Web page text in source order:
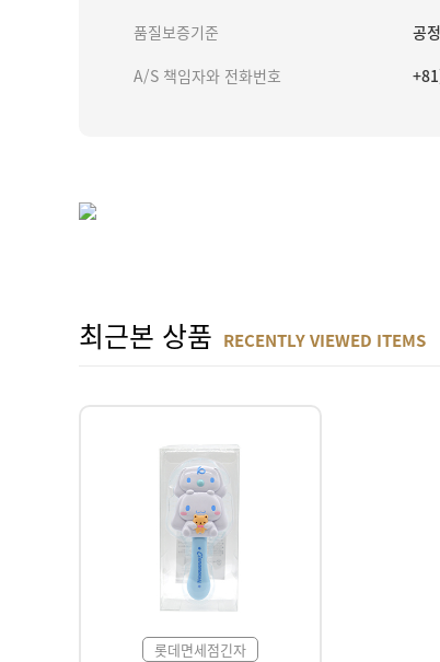
품질보증기준
공
A/S 책임자와 전화번호
최근본 상품 RECENTLY VIEWED ITEMS
롯데면세점긴자